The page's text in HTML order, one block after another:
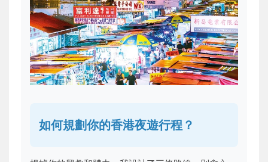
如何規劃你的香港夜遊行程？